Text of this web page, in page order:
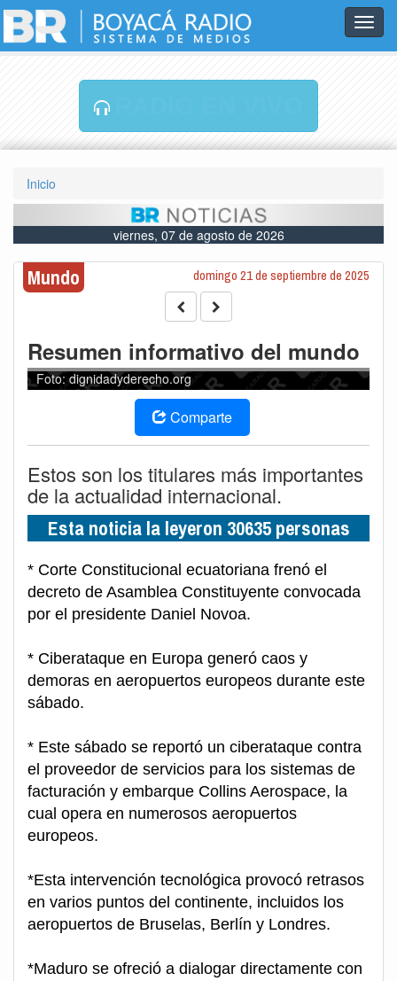
Inicio
viernes, 07 de agosto de 2026
Mundo domingo 21 de septiembre de 2025
Resumen informativo del mundo
Foto: dignidadyderecho.org
Comparte
Estos son los titulares más importantes
de la actualidad internacional.
Esta noticia la leyeron 30635 personas
* Corte Constitucional ecuatoriana frenó el
decreto de Asamblea Constituyente convocada
por el presidente Daniel Novoa.
* Ciberataque en Europa generó caos y
demoras en aeropuertos europeos durante este
sábado.
* Este sábado se reportó un ciberataque contra
el proveedor de servicios para los sistemas de
facturación y embarque Collins Aerospace, la
cual opera en numerosos aeropuertos
europeos.
*Esta intervención tecnológica provocó retrasos
en varios puntos del continente, incluidos los
aeropuertos de Bruselas, Berlín y Londres.
*Maduro se ofreció a dialogar directamente con